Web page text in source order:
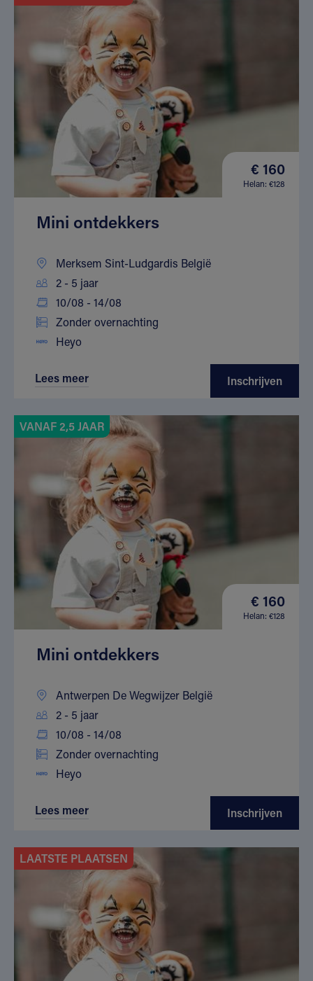
€ 160
Helan: €128
Mini ontdekkers
Merksem Sint-Ludgardis België
2 - 5 jaar
10/08 - 14/08
Zonder overnachting
Heyo
Lees meer Inschrijven
VANAF 2,5 JAAR
€ 160
Helan: €128
Mini ontdekkers
Antwerpen De Wegwijzer België
2 - 5 jaar
10/08 - 14/08
Zonder overnachting
Heyo
Lees meer Inschrijven
LAATSTE PLAATSEN